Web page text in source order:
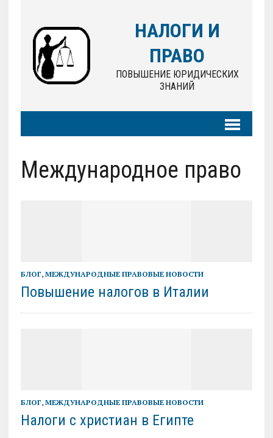
НАЛОГИ И
ПРАВО
ПОВЫШЕНИЕ ЮРИДИЧЕСКИХ
ЗНАНИЙ
Международное право
БЛОГ, МЕЖДУНАРОДНЫЕ ПРАВОВЫЕ НОВОСТИ
Повышение налогов в Италии
БЛОГ, МЕЖДУНАРОДНЫЕ ПРАВОВЫЕ НОВОСТИ
Налоги с христиан в Египте